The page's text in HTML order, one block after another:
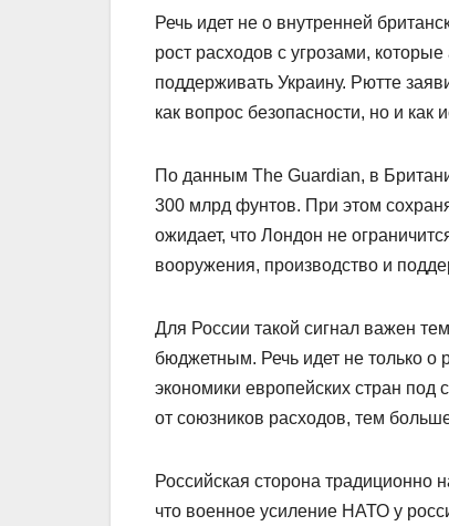
Речь идет не о внутренней
рост расходов с угрозами,
поддерживать Украину. Рютте
как вопрос безопасности, но и
По данным The Guardian, в
300 млрд фунтов. При этом
ожидает, что Лондон не
вооружения, производство и
Для России такой сигнал важен
бюджетным. Речь идет не только о
экономики европейских стран под
от союзников расходов, тем
Российская сторона традиционно
что военное усиление НАТО у